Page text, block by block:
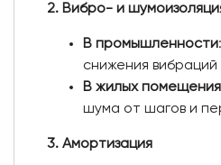
2. Вибро- и
В промышленности
снижения
В жилых
шума от шагов и
3. Амортизация